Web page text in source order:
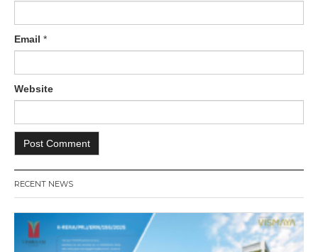
Email *
Website
RECENT NEWS